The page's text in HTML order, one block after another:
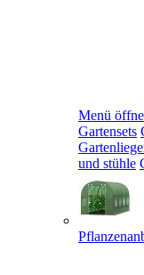
Menü
Gartensets
und stühle